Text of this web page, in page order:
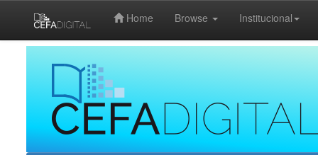
Home Browse Institucional